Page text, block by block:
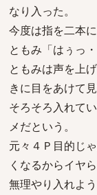
なり入った。
今度は指を二本に
ともみ「はぅっ
ともみは声を上
きに目をあけて
そろそろ入れて
メだという。
元々４Ｐ目的じ
くなるからイヤら
無理やり入れよ